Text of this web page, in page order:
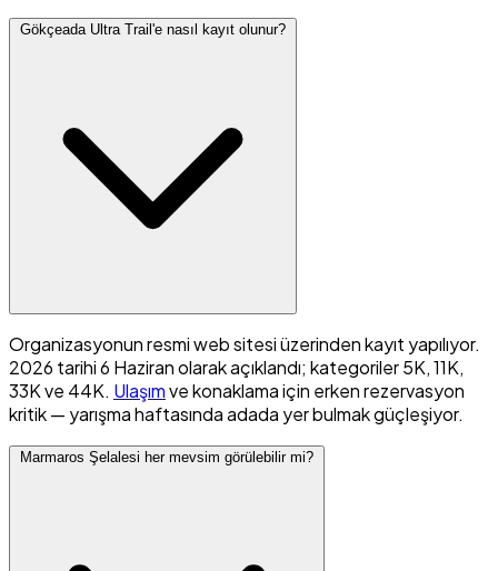
Gökçeada Ultra Trail'e nasıl kayıt olunur?
Organizasyonun resmi web sitesi üzerinden kayıt yapılıyor.
2026 tarihi 6 Haziran olarak açıklandı; kategoriler 5K, 11K,
33K ve 44K. Ulaşımve konaklama için erken rezervasyon
kritik — yarışma haftasında adada yer bulmak güçleşiyor.
Marmaros Şelalesi her mevsim görülebilir mi?